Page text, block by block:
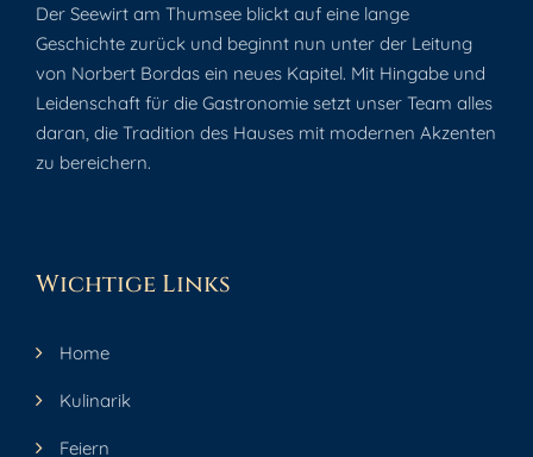
Der Seewirt am Thumsee blickt auf eine lange
Geschichte zurück und beginnt nun unter der Leitung
von Norbert Bordas ein neues Kapitel. Mit Hingabe und
Leidenschaft für die Gastronomie setzt unser Team alles
daran, die Tradition des Hauses mit modernen Akzenten
zu bereichern.
Wichtige Links
Home
Kulinarik
Feiern